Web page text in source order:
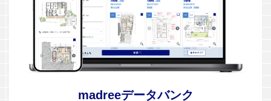
madreeデータバンク